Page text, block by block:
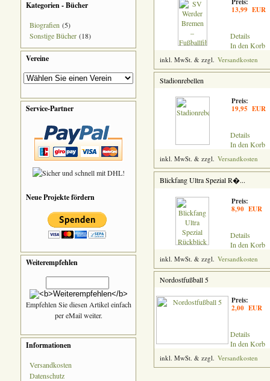
Kategorien - Bücher
Biografien (5)
Sonstige Bücher (18)
Vereine
Service-Partner
Neue Projekte fördern
Weiterempfehlen
Empfehlen Sie diesen Artikel einfach
per eMail weiter.
Informationen
Versandkosten
Datenschutz
13,99 EUR
Details
In den Korb
inkl. MwSt. & zzgl. Versandkosten
Stadionrebellen
Preis:
19,95 EUR
Details
In den Korb
inkl. MwSt. & zzgl. Versandkosten
Blickfang Ultra Spezial R�...
Preis:
8,90 EUR
Details
In den Korb
inkl. MwSt. & zzgl. Versandkosten
Nordostfußball 5
Preis:
2,00 EUR
Details
In den Korb
inkl. MwSt. & zzgl. Versandkosten